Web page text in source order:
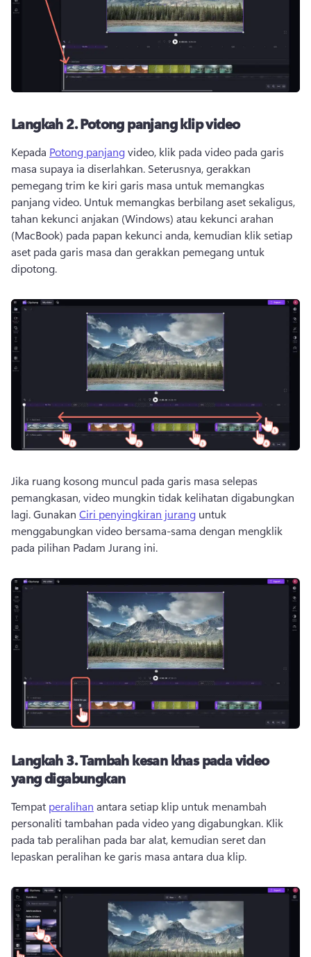
Langkah 2.Potong panjang klip video
Kepada Potong panjang video, klik pada video pada garis
masa supaya ia diserlahkan. Seterusnya, gerakkan
pemegang trim ke kiri garis masa untuk memangkas
panjang video. Untuk memangkas berbilang aset sekaligus,
tahan kekunci anjakan (Windows) atau kekunci arahan
(MacBook) pada papan kekunci anda, kemudian klik setiap
aset pada garis masa dan gerakkan pemegang untuk
dipotong.
Jika ruang kosong muncul pada garis masa selepas
pemangkasan, video mungkin tidak kelihatan digabungkan
lagi. Gunakan Ciri penyingkiran jurang untuk
menggabungkan video bersama-sama dengan mengklik
pada pilihan Padam Jurang ini.
Langkah 3.Tambah kesan khas pada video
yang digabungkan
Tempat peralihan antara setiap klip untuk menambah
personaliti tambahan pada video yang digabungkan. Klik
pada tab peralihan pada bar alat, kemudian seret dan
lepaskan peralihan ke garis masa antara dua klip.